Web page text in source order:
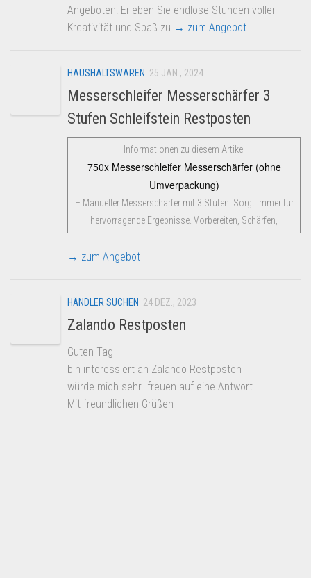
Angeboten! Erleben Sie endlose Stunden voller
Kreativität und Spaß zu → zum Angebot
HAUSHALTSWAREN 25 JAN., 2024
Messerschleifer Messerschärfer 3
Stufen Schleifstein Restposten
Informationen zu diesem Artikel
750x Messerschleifer Messerschärfer (ohne
Umverpackung)
– Manueller Messerschärfer mit 3 Stufen. Sorgt immer für
hervorragende Ergebnisse. Vorbereiten, Schärfen,
→ zum Angebot
HÄNDLER SUCHEN 24 DEZ., 2023
Zalando Restposten
Guten Tag
bin interessiert an Zalando Restposten
würde mich sehr freuen auf eine Antwort
Mit freundlichen Grüßen